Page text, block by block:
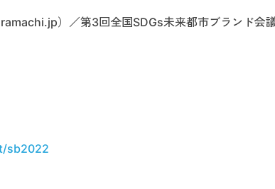
）／第3回全国SDGs未来都市ブランド会
sb2022